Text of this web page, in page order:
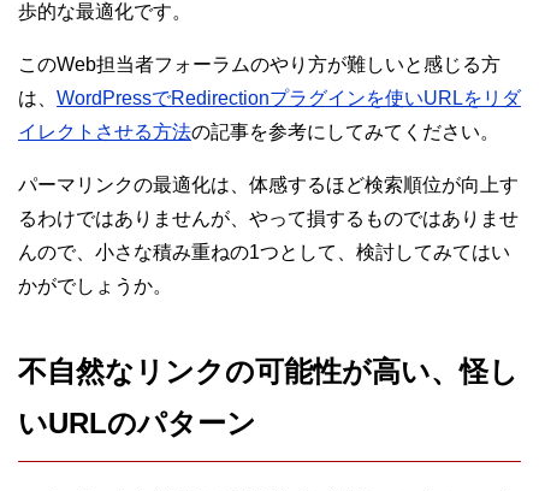
歩的な最適化です。
このWeb担当者フォーラムのやり方が難しいと感じる方
は、 WordPressでRedirectionプラグインを使いURLをリダ
イレクトさせる方法の記事を参考にしてみてください。
パーマリンクの最適化は、体感するほど検索順位が向上す
るわけではありませんが、やって損するものではありませ
んので、小さな積み重ねの1つとして、検討してみてはい
かがでしょうか。
不自然なリンクの可能性が高い、怪し
いURLのパターン